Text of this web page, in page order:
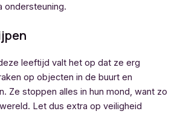
ondersteuning.
leeftijd valt het op dat ze erg
op objecten in de buurt en
Ze stoppen alles in hun mond, want zo
Let dus extra op veiligheid